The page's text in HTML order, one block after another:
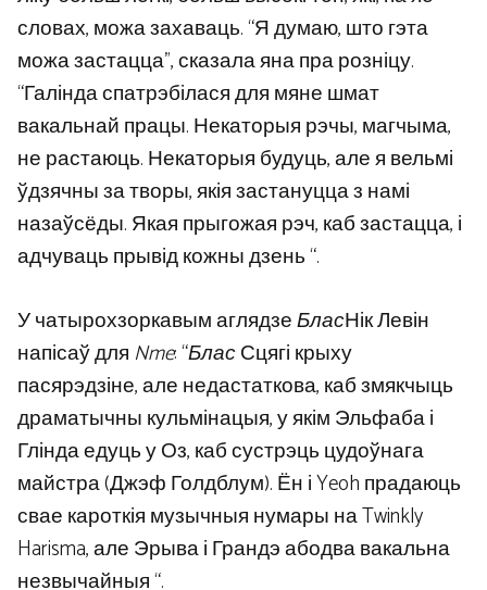
словах, можа захаваць. “Я думаю, што гэта
можа застацца”, сказала яна пра розніцу.
“Галінда спатрэбілася для мяне шмат
вакальнай працы. Некаторыя рэчы, магчыма,
не растаюць. Некаторыя будуць, але я вельмі
ўдзячны за творы, якія застануцца з намі
назаўсёды. Якая прыгожая рэч, каб застацца, і
адчуваць прывід кожны дзень “.
У чатырохзоркавым аглядзеБласНік Левін
напісаў для Nme: “БласСцягі крыху
пасярэдзіне, але недастаткова, каб змякчыць
драматычны кульмінацыя, у якім Эльфаба і
Глінда едуць у Оз, каб сустрэць цудоўнага
майстра (Джэф Голдблум). Ён і Yeoh прадаюць
свае кароткія музычныя нумары на Twinkly
Harisma, але Эрыва і Грандэ абодва вакальна
незвычайныя “.